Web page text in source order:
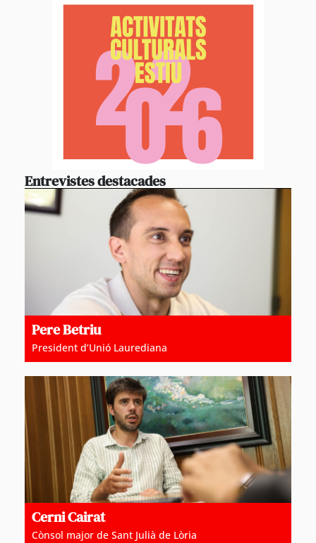
Entrevistes destacades
Pere Betriu
President d’Unió Laurediana
Cerni Cairat
Cònsol major de Sant Julià de Lòria